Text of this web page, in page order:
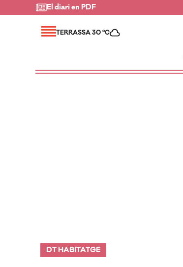
El diari en PDF
TERRASSA 30 ºC
DT HABITATGE